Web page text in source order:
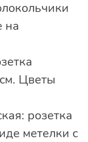
на
Цветы
розетка
метелки с